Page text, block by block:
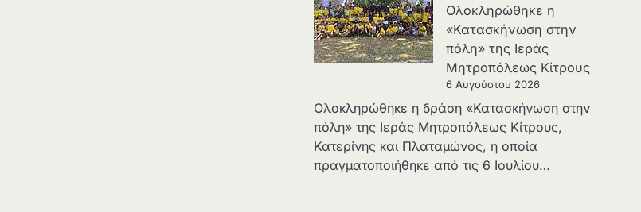
Ολοκληρώθηκε η
«Κατασκήνωση στην
πόλη» της Ιεράς
Μητροπόλεως Κίτρους
6 Αυγούστου 2026
Ολοκληρώθηκε η δράση «Κατασκήνωση στην
πόλη» της Ιεράς Μητροπόλεως Κίτρους,
Κατερίνης και Πλαταμώνος, η οποία
πραγματοποιήθηκε από τις 6 Ιουλίου…